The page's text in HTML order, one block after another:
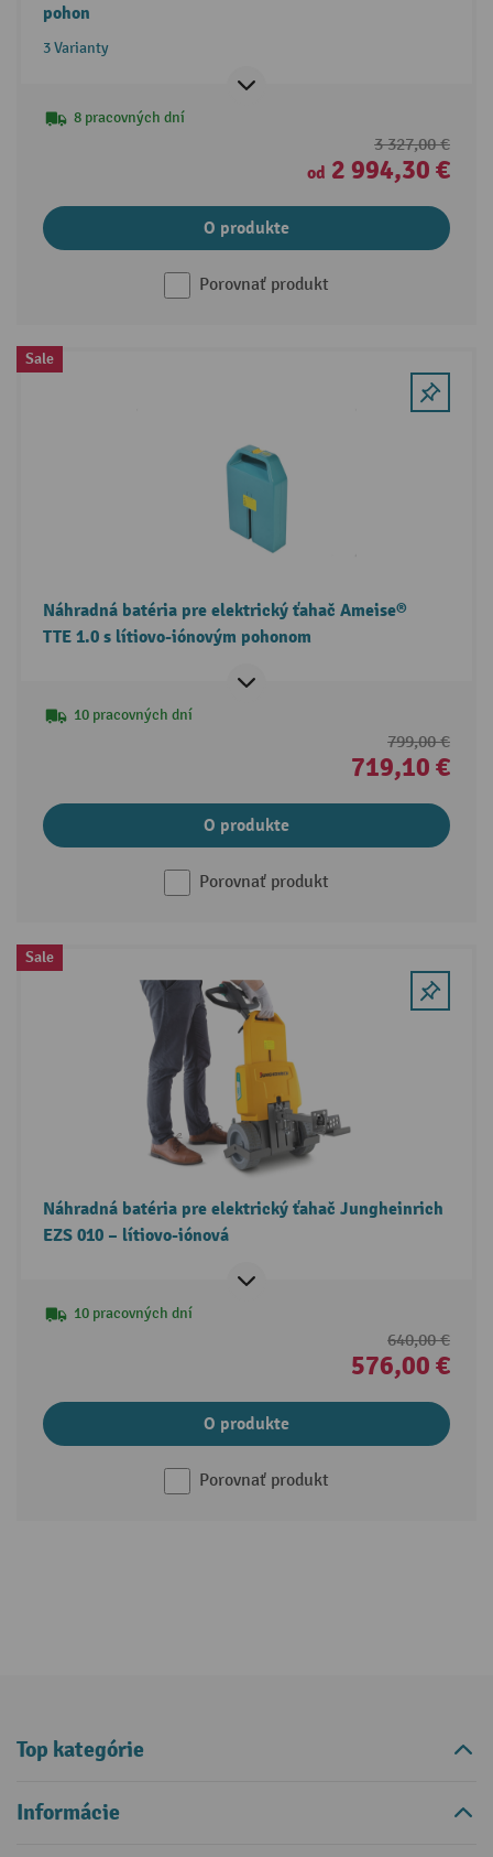
pohon
3 Varianty
8 pracovných dní
3 327,00 €
od 2 994,30 €
O produkte
Porovnať produkt
Sale
Náhradná batéria pre elektrický ťahač Ameise®
TTE 1.0 s lítiovo-iónovým pohonom
10 pracovných dní
799,00 €
719,10 €
O produkte
Porovnať produkt
Sale
Náhradná batéria pre elektrický ťahač Jungheinrich
EZS 010 – lítiovo-iónová
10 pracovných dní
640,00 €
576,00 €
O produkte
Porovnať produkt
Top kategórie
Informácie